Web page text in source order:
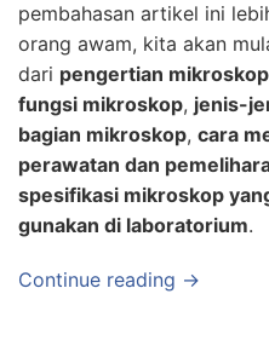
pembahasan artikel ini
orang awam, kita akan
dari pengertian mikroskop
fungsi mikroskop, jenis-
bagian mikroskop, cara
perawatan dan
spesifikasi mikroskop
gunakan di laboratorium.
Continue reading →